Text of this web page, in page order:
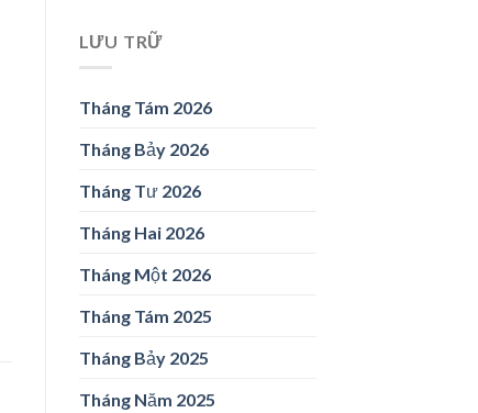
LƯU TRỮ
Tháng Tám 2026
Tháng Bảy 2026
Tháng Tư 2026
Tháng Hai 2026
Tháng Một 2026
Tháng Tám 2025
Tháng Bảy 2025
Tháng Năm 2025